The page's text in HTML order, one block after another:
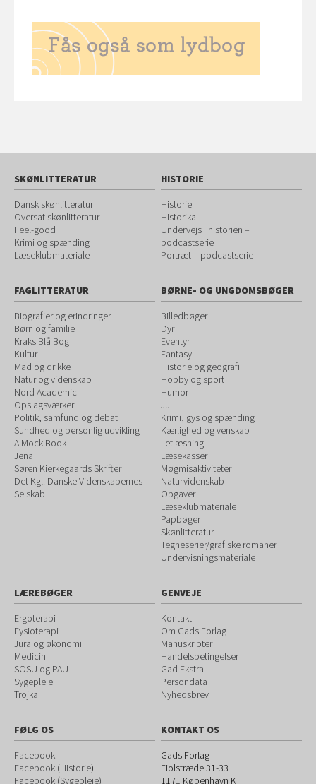
SKØNLITTERATUR
Dansk skønlitteratur
Oversat skønlitteratur
Feel-good
Krimi og spænding
Læseklubmateriale
HISTORIE
Historie
Historika
Undervejs i historien –
podcastserie
Portræt – podcastserie
FAGLITTERATUR
Biografier og erindringer
Børn og familie
Kraks Blå Bog
Kultur
Mad og drikke
Natur og videnskab
Nord Academic
Opslagsværker
Politik, samfund og debat
Sundhed og personlig udvikling
A Mock Book
Jena
Søren Kierkegaards Skrifter
Det Kgl. Danske Videnskabernes
Selskab
BØRNE- OG UNGDOMSBØGER
Billedbøger
Dyr
Eventyr
Fantasy
Historie og geografi
Hobby og sport
Humor
Jul
Krimi, gys og spænding
Kærlighed og venskab
Letlæsning
Læsekasser
Møgmisaktiviteter
Naturvidenskab
Opgaver
Læseklubmateriale
Papbøger
Skønlitteratur
Tegneserier/grafiske romaner
Undervisningsmateriale
LÆREBØGER
Ergoterapi
Fysioterapi
Jura og økonomi
Medicin
SOSU og PAU
Sygepleje
Trojka
GENVEJE
Kontakt
Om Gads Forlag
Manuskripter
Handelsbetingelser
Gad Ekstra
Persondata
Nyhedsbrev
FØLG OS
Facebook
Facebook (Historie)
Facebook (Sygepleje)
KONTAKT OS
Gads Forlag
Fiolstræde 31-33
1171 København K